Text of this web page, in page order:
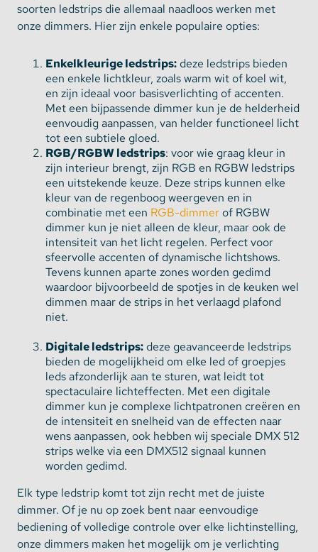
soorten ledstrips die allemaal naadloos werken met
onze dimmers. Hier zijn enkele populaire opties:
Enkelkleurige ledstrips:deze ledstrips bieden
een enkele lichtkleur, zoals warm wit of koel wit,
en zijn ideaal voor basisverlichting of accenten.
Met een bijpassende dimmer kun je de helderheid
eenvoudig aanpassen, van helder functioneel licht
tot een subtiele gloed.
RGB/RGBW ledstrips: voor wie graag kleur in
zijn interieur brengt, zijn RGB en RGBW ledstrips
een uitstekende keuze. Deze strips kunnen elke
kleur van de regenboog weergeven en in
combinatie met een RGB-dimmerof RGBW
dimmer kun je niet alleen de kleur, maar ook de
intensiteit van het licht regelen. Perfect voor
sfeervolle accenten of dynamische lichtshows.
Tevens kunnen aparte zones worden gedimd
waardoor bijvoorbeeld de spotjes in de keuken wel
dimmen maar de strips in het verlaagd plafond
niet.
Digitale ledstrips:deze geavanceerde ledstrips
bieden de mogelijkheid om elke ledof groepjes
ledsafzonderlijk aan te sturen, wat leidt tot
spectaculaire lichteffecten. Met een digitale
dimmer kun je complexe lichtpatronen creëren en
de intensiteit en snelheid van de effecten naar
wens aanpassen, ook hebben wij speciale DMX 512
strips welke via een DMX512 signaal kunnen
worden gedimd.
Elk type ledstrip komt tot zijn recht met de juiste
dimmer. Of je nu op zoek bent naar eenvoudige
bediening of volledige controle over elke lichtinstelling,
onze dimmers maken het mogelijk om je verlichting